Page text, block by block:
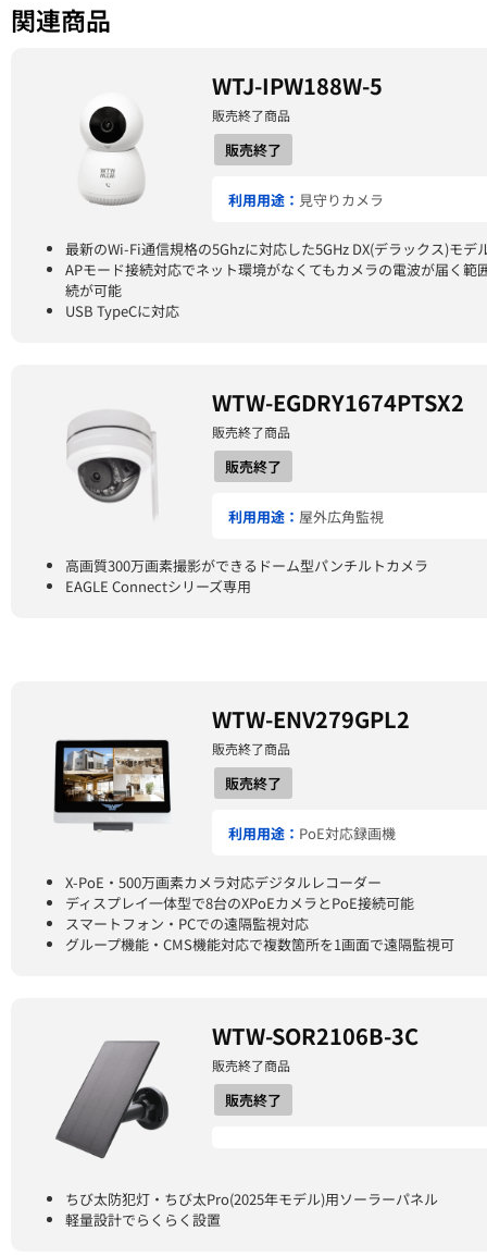
関連商品
WTJ-IPW188W-5
販売終了商品
販売終了
利用用途： 見守りカメラ
最新のWi-Fi通信規格の5Ghzに対応した5GHz DX(デラックス)モデ
APモード接続対応でネット環境がなくてもカメラの電波が届く範
続が可能
USB TypeCに対応
WTW-EGDRY1674PTSX2
販売終了商品
販売終了
利用用途： 屋外広角監視
高画質300万画素撮影ができるドーム型パンチルトカメラ
EAGLE Connectシリーズ専用
WTW-ENV279GPL2
販売終了商品
販売終了
利用用途： PoE対応録画機
X-PoE・500万画素カメラ対応デジタルレコーダー
ディスプレイ一体型で8台のXPoEカメラとPoE接続可能
スマートフォン・PCでの遠隔監視対応
グループ機能・CMS機能対応で複数箇所を1画面で遠隔監視可
WTW-SOR2106B-3C
販売終了商品
販売終了
ちび太防犯灯・ちび太Pro(2025年モデル)用ソーラーパネル
軽量設計でらくらく設置